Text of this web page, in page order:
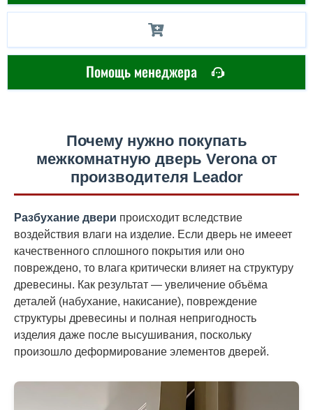
Помощь менеджера
Почему нужно покупать
межкомнатную дверь Verona от
производителя Leador
Разбухание двери происходит вследствие
воздействия влаги на изделие. Если дверь не имееет
качественного сплошного покрытия или оно
повреждено, то влага критически влияет на структуру
древесины. Как результат — увеличение объёма
деталей (набухание, накисание), повреждение
структуры древесины и полная непригодность
изделия даже после высушивания, поскольку
произошло деформирование элементов дверей.